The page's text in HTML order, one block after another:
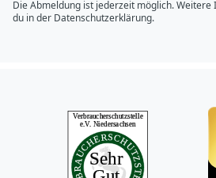
Die Abmeldung ist jederzeit möglich.
du in der Datenschutzerklärung.